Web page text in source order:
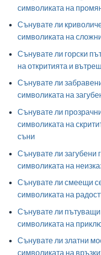
символиката на
Сънувате ли
символиката на
Сънувате ли горски
на откритията и
Сънувате ли
символиката на
Сънувате ли
символиката на
съни
Сънувате ли загубени
символиката на
Сънувате ли смеещи
символиката на
Сънувате ли пътуващи
символиката на
Сънувате ли златни
символиката на